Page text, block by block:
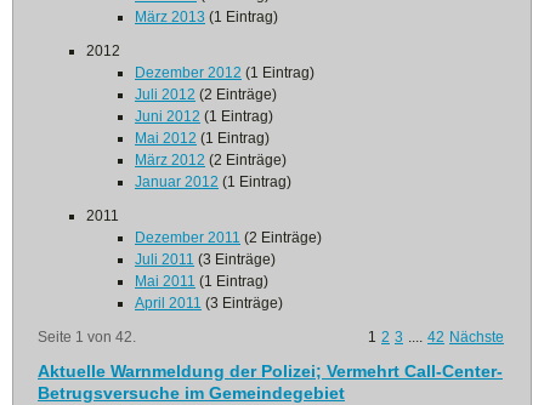
März 2013 (1 Eintrag)
2012
Dezember 2012 (1 Eintrag)
Juli 2012 (2 Einträge)
Juni 2012 (1 Eintrag)
Mai 2012 (1 Eintrag)
März 2012 (2 Einträge)
Januar 2012 (1 Eintrag)
2011
Dezember 2011 (2 Einträge)
Juli 2011 (3 Einträge)
Mai 2011 (1 Eintrag)
April 2011 (3 Einträge)
Seite 1 von 42.
1 2 3 .... 42 Nächste
Aktuelle Warnmeldung der Polizei; Vermehrt Call-Center-
Betrugsversuche im Gemeindegebiet